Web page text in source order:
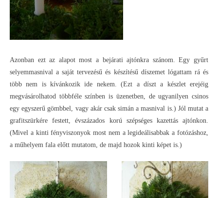
Azonban ezt az alapot most a bejárati ajtónkra szánom. Egy gyűrt
selyemmasnival a saját tervezésű és készítésű díszemet lógattam rá és
több nem is kívánkozik ide nekem. (Ezt a díszt a készlet erejéig
megvásárolhatod többféle színben is üzenetben, de ugyanilyen csinos
egy egyszerű gömbbel, vagy akár csak simán a masnival is.) Jól mutat a
grafitszürkére festett, évszázados korú szépséges kazettás ajtónkon.
(Mivel a kinti fényviszonyok most nem a legideálisabbak a fotózáshoz,
a műhelyem fala előtt mutatom, de majd hozok kinti képet is.)